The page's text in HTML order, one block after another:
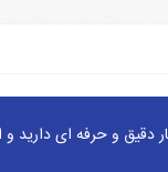
و حرفه ای دارید